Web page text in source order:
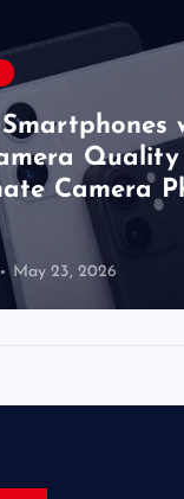
Smartphones
Camera
May 23, 2026